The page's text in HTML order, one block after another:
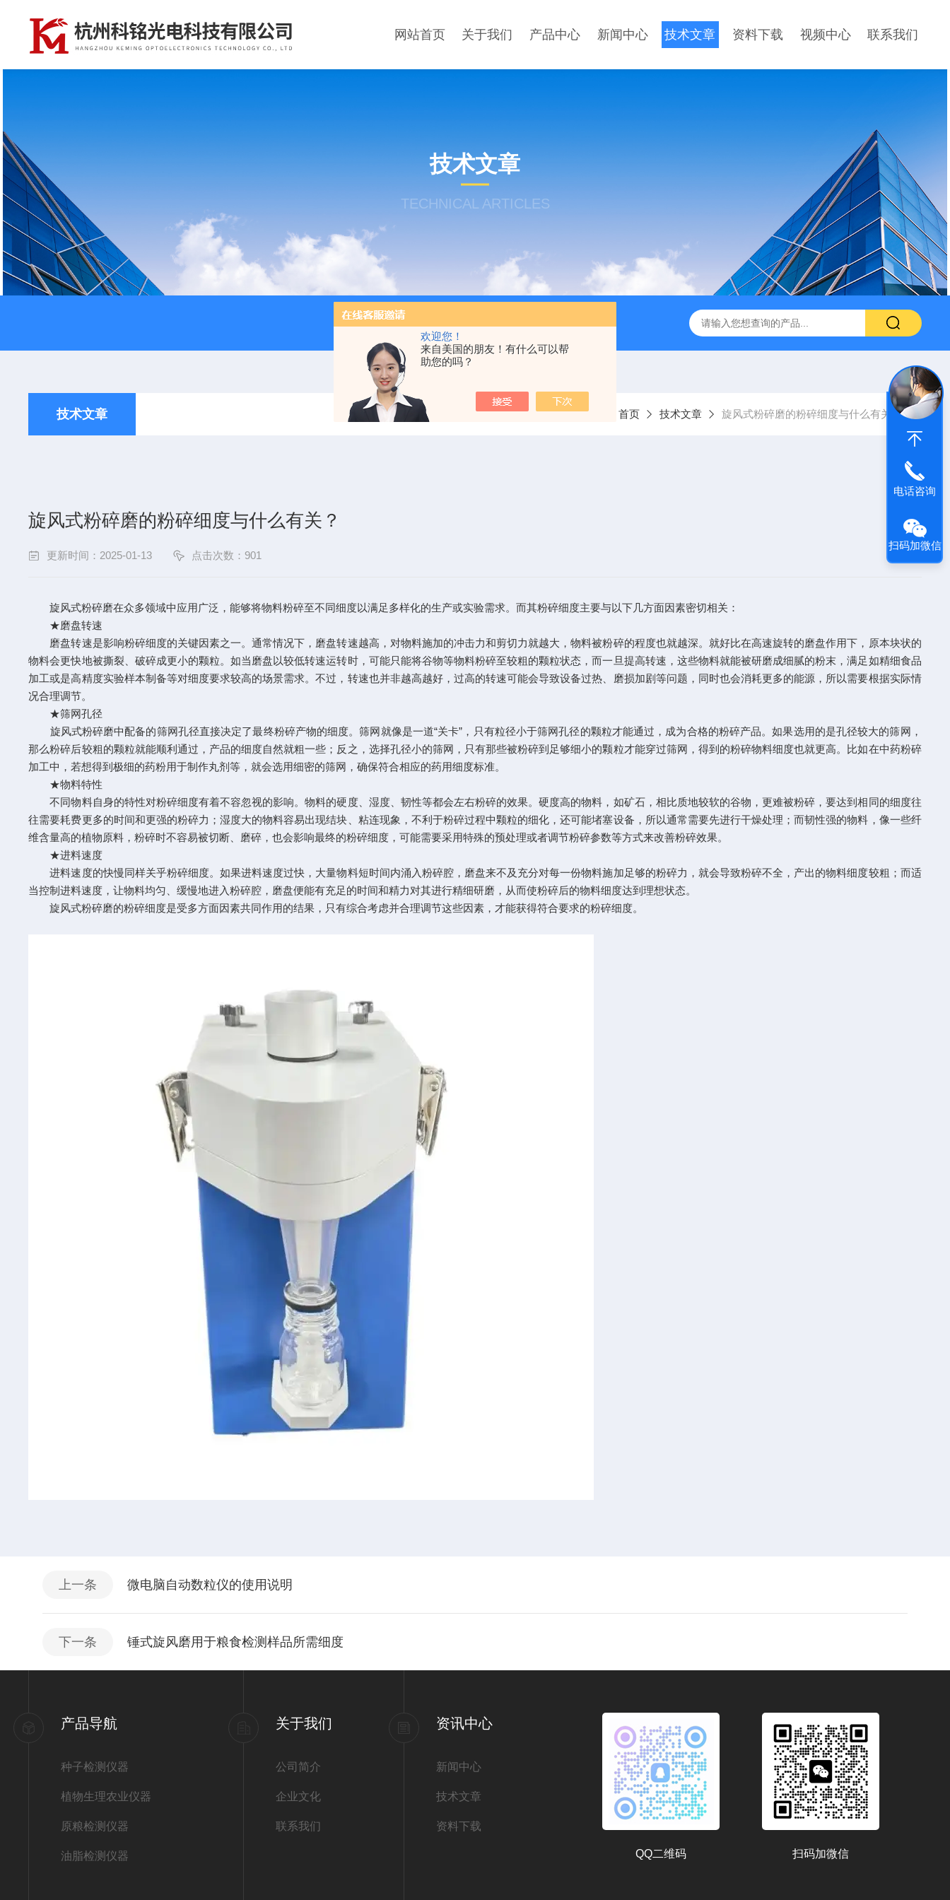
欢迎您！
来自美国的朋友！有什么可以帮
助您的吗？
网站首页 关于我们 产品中心 新闻中心 技术文章 资料下载 视频中心 联系我们
技术文章
TECHNICAL ARTICLES
技术文章 当前位置： 首页 技术文章 旋风式粉碎磨的粉碎细度与什么有关？
旋风式粉碎磨的粉碎细度与什么有关？
更新时间：2025-01-13 点击次数：901
旋风式粉碎磨在众多领域中应用广泛，能够将物料粉碎至不同细度以满足多样化的生产或实验需求。而其粉碎细度主要与以下几方面因素密切相关：
★磨盘转速
磨盘转速是影响粉碎细度的关键因素之一。通常情况下，磨盘转速越高，对物料施加的冲击力和剪切力就越大，物料被粉碎的程度也就越深。就好比在高速旋转的磨盘作用下，原本块状的
物料会更快地被撕裂、破碎成更小的颗粒。如当磨盘以较低转速运转时，可能只能将谷物等物料粉碎至较粗的颗粒状态，而一旦提高转速，这些物料就能被研磨成细腻的粉末，满足如精细食品
加工或是高精度实验样本制备等对细度要求较高的场景需求。不过，转速也并非越高越好，过高的转速可能会导致设备过热、磨损加剧等问题，同时也会消耗更多的能源，所以需要根据实际情
况合理调节。
★筛网孔径
旋风式粉碎磨中配备的筛网孔径直接决定了最终粉碎产物的细度。筛网就像是一道“关卡”，只有粒径小于筛网孔径的颗粒才能通过，成为合格的粉碎产品。如果选用的是孔径较大的筛网，
那么粉碎后较粗的颗粒就能顺利通过，产品的细度自然就粗一些；反之，选择孔径小的筛网，只有那些被粉碎到足够细小的颗粒才能穿过筛网，得到的粉碎物料细度也就更高。比如在中药粉碎
加工中，若想得到极细的药粉用于制作丸剂等，就会选用细密的筛网，确保符合相应的药用细度标准。
★物料特性
不同物料自身的特性对粉碎细度有着不容忽视的影响。物料的硬度、湿度、韧性等都会左右粉碎的效果。硬度高的物料，如矿石，相比质地较软的谷物，更难被粉碎，要达到相同的细度往
往需要耗费更多的时间和更强的粉碎力；湿度大的物料容易出现结块、粘连现象，不利于粉碎过程中颗粒的细化，还可能堵塞设备，所以通常需要先进行干燥处理；而韧性强的物料，像一些纤
维含量高的植物原料，粉碎时不容易被切断、磨碎，也会影响最终的粉碎细度，可能需要采用特殊的预处理或者调节粉碎参数等方式来改善粉碎效果。
★进料速度
进料速度的快慢同样关乎粉碎细度。如果进料速度过快，大量物料短时间内涌入粉碎腔，磨盘来不及充分对每一份物料施加足够的粉碎力，就会导致粉碎不全，产出的物料细度较粗；而适
当控制进料速度，让物料均匀、缓慢地进入粉碎腔，磨盘便能有充足的时间和精力对其进行精细研磨，从而使粉碎后的物料细度达到理想状态。
旋风式粉碎磨的粉碎细度是受多方面因素共同作用的结果，只有综合考虑并合理调节这些因素，才能获得符合要求的粉碎细度。
上一条 微电脑自动数粒仪的使用说明
下一条 锤式旋风磨用于粮食检测样品所需细度
产品导航
种子检测仪器
植物生理农业仪器
原粮检测仪器
油脂检测仪器
关于我们
公司简介
企业文化
联系我们
资讯中心
新闻中心
技术文章
资料下载
扫码加微信
QQ二维码
电话咨询
扫码加微信